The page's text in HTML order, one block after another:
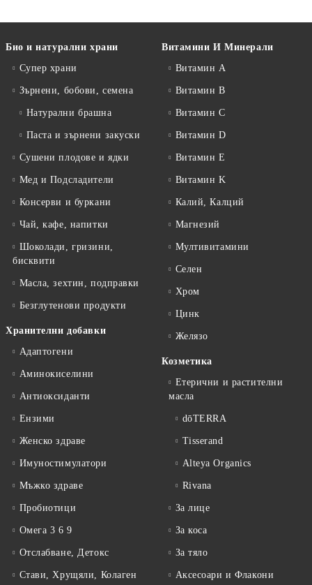
Био и натурални храни
Супер храни
Зърнени, бобови, семена
Натурални брашна
Паста и зърнени закуски
Сушени плодове и ядки
Мед и Подсладители
Консерви и буркани
Чай, кафе, напитки
Шоколади, гризини,
бисквити
Масла, зехтин, подправки
Безглутенови продукти
Хранителни добавки
Адаптогени
Аминокиселини
Антиоксиданти
Ензими
Женско здраве
Имуностимулатори
Мъжко здраве
Пробиотици
Омега 3 6 9
Отслабване, Детокс
Стави, Хрущяли, Колаген
Витамини И Минерали
Витамин А
Витамин B
Витамин C
Витамин D
Витамин E
Витамин K
Калий, Калций
Магнезий
Мултивитамини
Селен
Хром
Цинк
Желязо
Козметика
Етерични и растителни
масла
dōTERRA
Tisserand
Alteya Organics
Rivana
За лице
За коса
За тяло
Аксесоари и Флакони